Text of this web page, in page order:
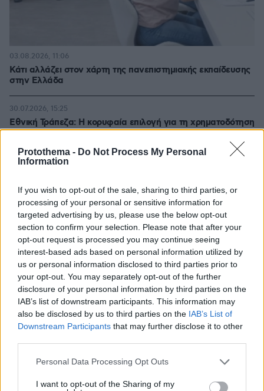
Protothema - Do Not Process My Personal
Information
If you wish to opt-out of the sale, sharing to third parties, or
processing of your personal or sensitive information for
targeted advertising by us, please use the below opt-out
section to confirm your selection. Please note that after your
opt-out request is processed you may continue seeing
interest-based ads based on personal information utilized by
us or personal information disclosed to third parties prior to
your opt-out. You may separately opt-out of the further
disclosure of your personal information by third parties on the
IAB’s list of downstream participants. This information may
also be disclosed by us to third parties on the IAB’s List of
Downstream Participants that may further disclose it to other
Please note that this website/app uses one or more Google
not limited to your visit or usage behaviour. You may click to
Personal Data Processing Opt Outs
I want to opt-out of the Sharing of my
Κάτι αλλάζει στον χάρτη της πανεπιστημιακής εκπαίδευσης
στην Ελλάδα
03.08.2026, 11:06
Εθνική Τράπεζα: Η κορυφαία επιλογή για τη χρηματοδότηση
μεγάλων έργων
30.07.2026, 15:25
29.07.2026, 09:39
ΣΧΟΛΙΑ(1)
ΠΡΟΣΘΗΚΗ ΣΧΟΛΙΟΥ
Ειλικρίνα
24.02.2025, 08:50
η μεγαλυτερη ηλιθιοτητα εβερ. ολα τα παιδια σε όλο
το θέατρο βρίζανε. πανακριβο και τζααααμπα τον
χρόνο μας φαγαμε
ΑΠΑΝΤΗΣΗ
ΠΡΟΣΘΗΚΗ ΣΧΟΛΙΟΥ
ΌΝΟΜΑ *